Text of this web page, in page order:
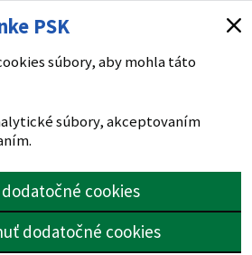
PSK
súbory, aby mohla táto
súbory, akceptovaním
cookies
dodatočné cookies